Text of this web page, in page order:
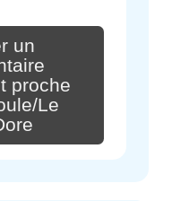
un
proche
Le